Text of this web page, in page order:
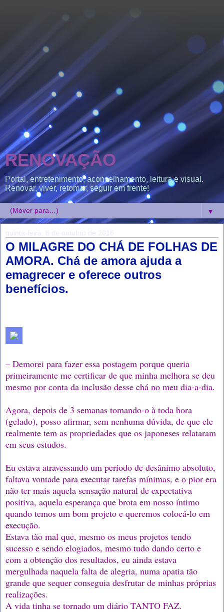
RENOVAÇÃO
Portal, entretenimento, aconselhamento, leitura e visual.
Renovar, viver, retomar, seguir em frente!
▼
quinta-feira, 6 de outubro de 2016
O MILAGRE DO CHÁ DE FOLHAS DE
AMORA. Chá de amora ajuda a
emagrecer e oferece outros
benefícios.
– Demorei para fazer essa postagem porque queria
primeiramente me certificar de que minha melhora se deu
mesmo por conta da inclusão desse chá no meu dia-a-dia.
Agora, depois de 3 semanas tomando-o à toda hora
(gelado), posso afirmar, sem nenhuma dúvida, de que ele
realmente tem as propriedades que os japoneses relataram
em seus estudos.
Eu estava atravessando um período de desânimo absoluto,
faltava vontade para executar tarefas mínimas, e o pior era
não ter mais aquela sensação natural de expectativa
positiva, aquela esperança que brota em nosso íntimo
quando temos um bom projeto e queremos colocá-lo em
execução.
Estava tão mal que, mesmo os meus projetos tendo
sucesso e sendo elogiados, mesmo tudo dando certo e
com a obtenção dos resultados, eu ainda estava
mergulhada naquela falta de alegria, numa apatia tão
grande que sequer conseguia desfrutar de minhas próprias
realizações.
A vida tinha se tornado um diário TANTO FAZ.